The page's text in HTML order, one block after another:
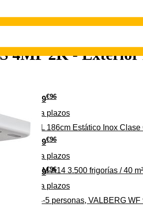
279€96
Pago a plazos
para 4-5 personas, VALBERG
349€96
Pago a plazos
315 C 315L 186cm Estático Inox Clase
369€96
Pago a plazos
CLIM-A14 3.500 frigorías / 40 m²
4MP 2K -